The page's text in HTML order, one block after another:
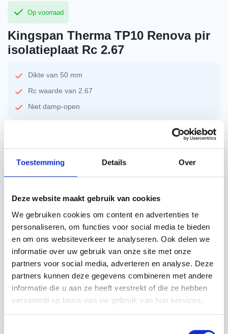
Toestemming Details Over
Deze website maakt gebruik van cookies
We gebruiken cookies om content en advertenties te
personaliseren, om functies voor social media te bieden
en om ons websiteverkeer te analyseren. Ook delen we
informatie over uw gebruik van onze site met onze
partners voor social media, adverteren en analyse. Deze
partners kunnen deze gegevens combineren met andere
informatie die u aan ze heeft verstrekt of die ze hebben
verzameld op basis van uw gebruik van hun services.
Op voorraad
Kingspan Therma TP10 Renova pir
isolatieplaat Rc 2.67
Dikte van 50 mm
Rc waarde van 2.67
Niet damp-open
€18,84excl. btw
Specificaties Beschrijving Technisch handboek
Merk Kingspan
Maximale lengte 5400 mm
Minimale lengte 5400 mm
Soort Isolatie